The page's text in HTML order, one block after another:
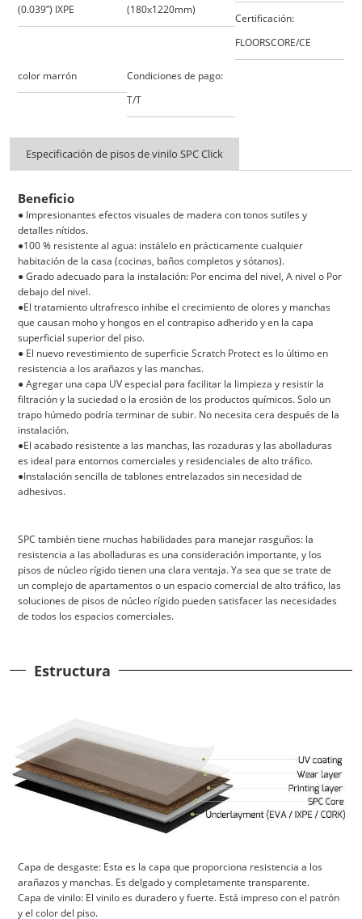
(0.039”) IXPE
(180x1220mm)
Certificación:
FLOORSCORE/CE
color marrón
Condiciones de pago:
T/T
Especificación de pisos de vinilo SPC Click
Beneficio
● Impresionantes efectos visuales de madera con tonos sutiles y
detalles nítidos.
●100 % resistente al agua: instálelo en prácticamente cualquier
habitación de la casa (cocinas, baños completos y sótanos).
● Grado adecuado para la instalación: Por encima del nivel, A nivel o Por
debajo del nivel.
●El tratamiento ultrafresco inhibe el crecimiento de olores y manchas
que causan moho y hongos en el contrapiso adherido y en la capa
superficial superior del piso.
● El nuevo revestimiento de superficie Scratch Protect es lo último en
resistencia a los arañazos y las manchas.
● Agregar una capa UV especial para facilitar la limpieza y resistir la
filtración y la suciedad o la erosión de los productos químicos. Solo un
trapo húmedo podría terminar de subir. No necesita cera después de la
instalación.
●El acabado resistente a las manchas, las rozaduras y las abolladuras
es ideal para entornos comerciales y residenciales de alto tráfico.
●Instalación sencilla de tablones entrelazados sin necesidad de
adhesivos.
SPC también tiene muchas habilidades para manejar rasguños: la
resistencia a las abolladuras es una consideración importante, y los
pisos de núcleo rígido tienen una clara ventaja. Ya sea que se trate de
un complejo de apartamentos o un espacio comercial de alto tráfico, las
soluciones de pisos de núcleo rígido pueden satisfacer las necesidades
de todos los espacios comerciales.
Estructura
Capa de desgaste: Esta es la capa que proporciona resistencia a los
arañazos y manchas. Es delgado y completamente transparente.
Capa de vinilo: El vinilo es duradero y fuerte. Está impreso con el patrón
y el color del piso.